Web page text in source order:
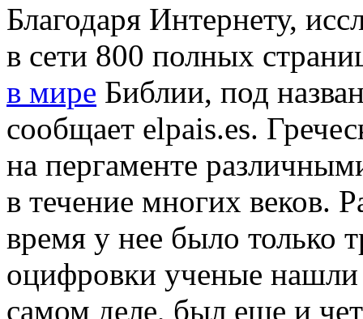
Благодаря Интернету,
в сети 800 полных
в мире Библии, под
сообщает elpais.es.
на пергаменте
в течение многих веков.
время у нее было только
оцифровки ученые нашли
самом деле, был еще и